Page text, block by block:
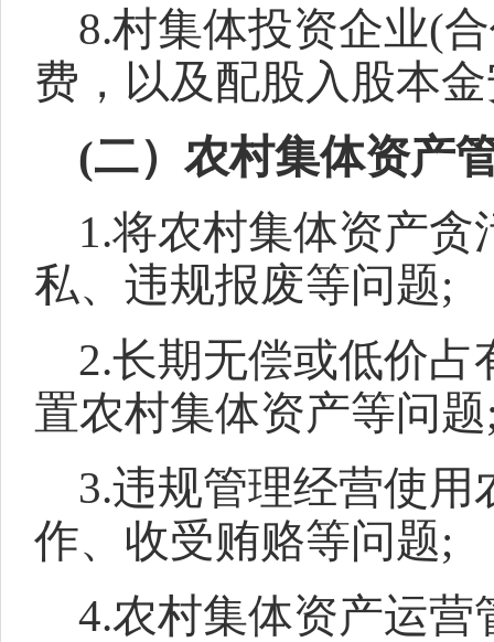
8.村集体投资企业(
费，以及配股入股本
(二）农村集体资产
1.将农村集体资产
私、违规报废等问题;
2.长期无偿或低价
置农村集体资产等问
3.违规管理经营使
作、收受贿赂等问题;
4.农村集体资产运